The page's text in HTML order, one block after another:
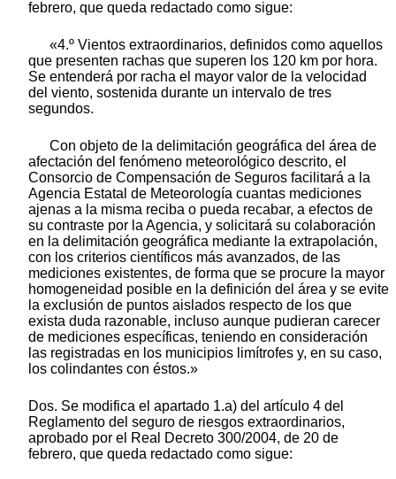
febrero, que queda redactado como sigue:
«4.º Vientos extraordinarios, definidos como aquellos
que presenten rachas que superen los 120 km por hora.
Se entenderá por racha el mayor valor de la velocidad
del viento, sostenida durante un intervalo de tres
segundos.
Con objeto de la delimitación geográfica del área de
afectación del fenómeno meteorológico descrito, el
Consorcio de Compensación de Seguros facilitará a la
Agencia Estatal de Meteorología cuantas mediciones
ajenas a la misma reciba o pueda recabar, a efectos de
su contraste por la Agencia, y solicitará su colaboración
en la delimitación geográfica mediante la extrapolación,
con los criterios científicos más avanzados, de las
mediciones existentes, de forma que se procure la mayor
homogeneidad posible en la definición del área y se evite
la exclusión de puntos aislados respecto de los que
exista duda razonable, incluso aunque pudieran carecer
de mediciones específicas, teniendo en consideración
las registradas en los municipios limítrofes y, en su caso,
los colindantes con éstos.»
Dos. Se modifica el apartado 1.a) del artículo 4 del
Reglamento del seguro de riesgos extraordinarios,
aprobado por el Real Decreto 300/2004, de 20 de
febrero, que queda redactado como sigue: